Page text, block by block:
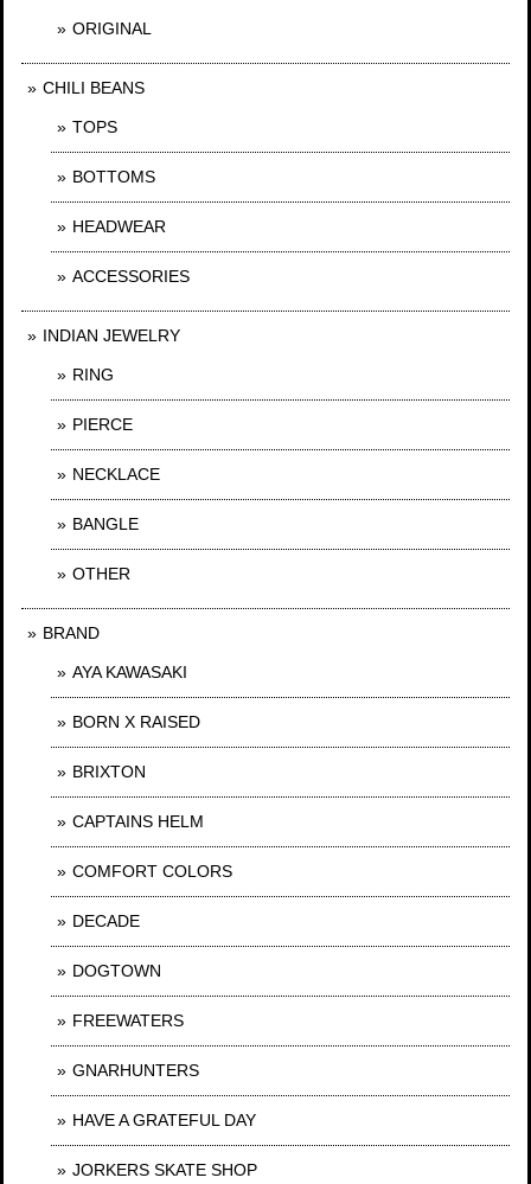
ORIGINAL
CHILI BEANS
TOPS
BOTTOMS
HEADWEAR
ACCESSORIES
INDIAN JEWELRY
RING
PIERCE
NECKLACE
BANGLE
OTHER
BRAND
AYA KAWASAKI
BORN X RAISED
BRIXTON
CAPTAINS HELM
COMFORT COLORS
DECADE
DOGTOWN
FREEWATERS
GNARHUNTERS
HAVE A GRATEFUL DAY
JORKERS SKATE SHOP